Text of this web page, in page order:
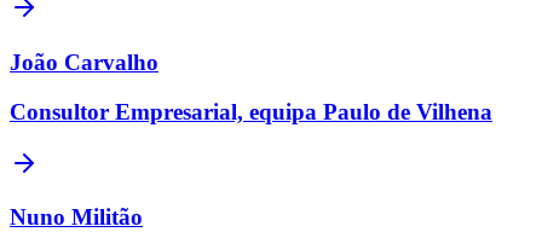
João Carvalho
Consultor Empresarial, equipa Paulo de Vilhena
Nuno Militão